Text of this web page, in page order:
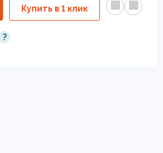
Купить в 1 клик
?